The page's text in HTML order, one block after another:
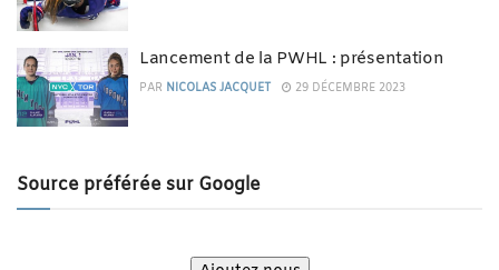
Lancement de la PWHL : présentation
PAR NICOLAS JACQUET 29 DÉCEMBRE 2023
Source préférée sur Google